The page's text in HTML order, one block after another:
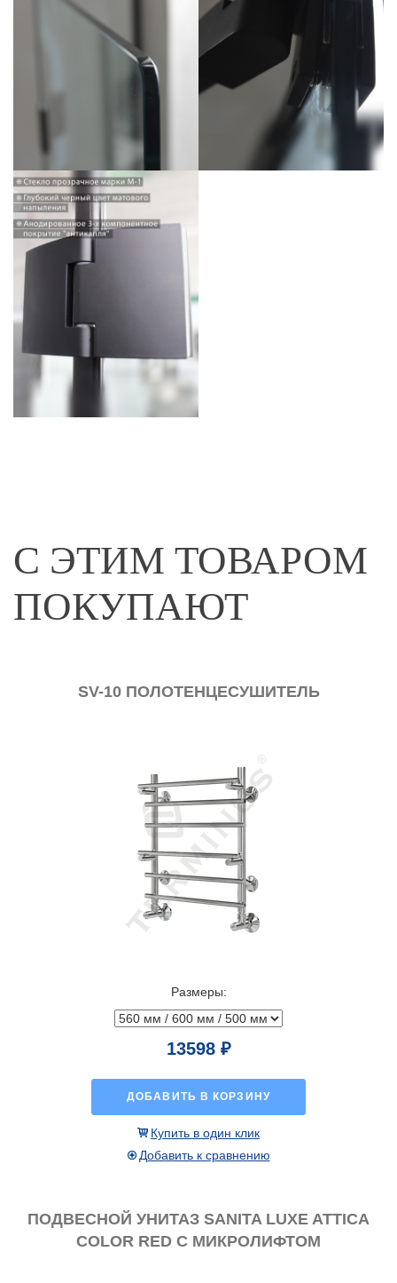
С ЭТИМ ТОВАРОМ
ПОКУПАЮТ
SV-10 ПОЛОТЕНЦЕСУШИТЕЛЬ
Размеры:
13598 ₽
ДОБАВИТЬ В КОРЗИНУ
Купить в один клик
Добавить к сравнению
ПОДВЕСНОЙ УНИТАЗ SANITA LUXE ATTICA
COLOR RED С МИКРОЛИФТОМ